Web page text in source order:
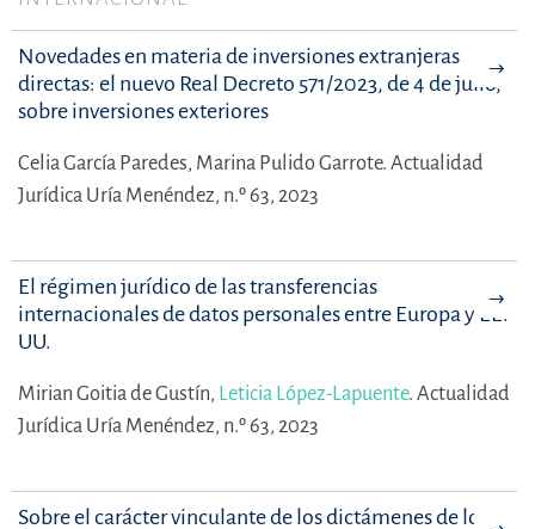
Novedades en materia de inversiones extranjeras
directas: el nuevo Real Decreto 571/2023, de 4 de julio,
sobre inversiones exteriores
Celia García Paredes, Marina Pulido Garrote. Actualidad
Jurídica Uría Menéndez, n.º 63, 2023
El régimen jurídico de las transferencias
internacionales de datos personales entre Europa y EE.
UU.
Mirian Goitia de Gustín, Leticia López-Lapuente. Actualidad
Jurídica Uría Menéndez, n.º 63, 2023
Sobre el carácter vinculante de los dictámenes de los